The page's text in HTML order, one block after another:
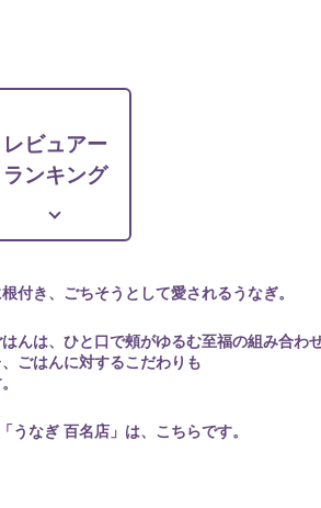
レビュアー
ランキング
付き、ごちそうとして愛されるうなぎ。
んは、ひと口で頰がゆるむ至福の組み合わせ
ごはんに対するこだわりも
うなぎ 百名店」は、こちらです。